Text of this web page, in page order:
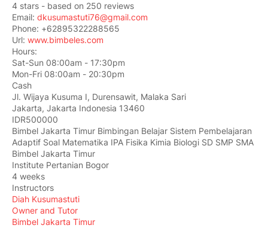
4 stars - based on 250 reviews
Email: dkusumastuti76@gmail.com
Phone: +62895322288565
Url: www.bimbeles.com
Hours:
Sat-Sun 08:00am - 17:30pm
Mon-Fri 08:00am - 20:30pm
Cash
Jl. Wijaya Kusuma I, Durensawit, Malaka Sari
Jakarta, Jakarta Indonesia 13460
IDR500000
Bimbel Jakarta Timur Bimbingan Belajar Sistem Pembelajaran
Adaptif Soal Matematika IPA Fisika Kimia Biologi SD SMP SMA
Bimbel Jakarta Timur
Institute Pertanian Bogor
4 weeks
Instructors
Diah Kusumastuti
Owner and Tutor
Bimbel Jakarta Timur